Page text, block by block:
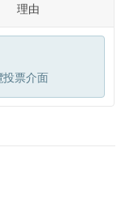
理由
投票介面